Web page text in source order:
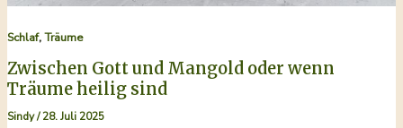
Schlaf,Träume
Zwischen Gott und Mangold oder wenn
Träume heilig sind
Sindy/28. Juli 2025